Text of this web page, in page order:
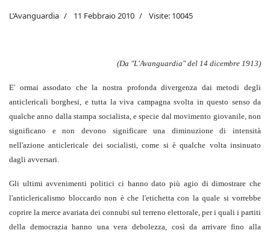
L’Avanguardia 11 Febbraio 2010 Visite: 10045
(Da "L'Avanguardia" del 14 dicembre 1913)
E' ormai assodato che la nostra profonda divergenza dai metodi degli
anticlericali borghesi, e tutta la viva campagna svolta in questo senso da
qualche anno dalla stampa socialista, e specie dal movimento giovanile, non
significano e non devono significare una diminuzione di intensità
nell'azione anticlericale dei socialisti, come si è qualche volta insinuato
dagli avversari.
Gli ultimi avvenimenti politici ci hanno dato più agio di dimostrare che
l'anticlericalismo bloccardo non è che l'etichetta con la quale si vorrebbe
coprire la merce avariata dei connubi sul terreno elettorale, per i quali i partiti
della democrazia hanno una vera debolezza, così da arrivare fino alla